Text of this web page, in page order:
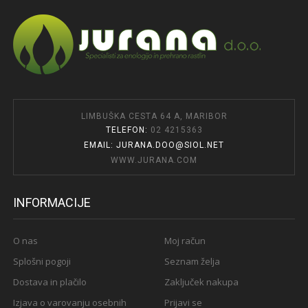
LIMBUŠKA CESTA 64 A, MARIBOR
TELEFON: 02 4215363
EMAIL: JURANA.DOO@SIOL.NET
WWW.JURANA.COM
INFORMACIJE
O nas
Splošni pogoji
Dostava in plačilo
Izjava o varovanju osebnih
Moj račun
Seznam želja
Zaključek nakupa
Prijavi se